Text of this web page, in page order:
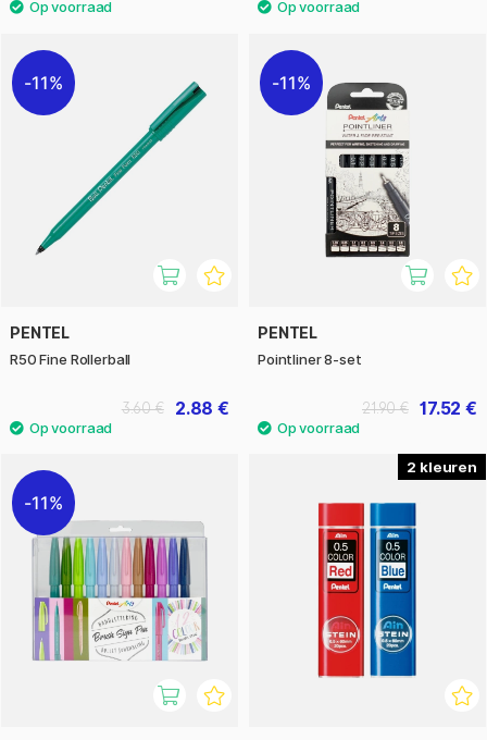
11%
PENTEL
R50 Fine Rollerball
2.88 €
3.60 €
11%
PENTEL
Pointliner 8-set
17.52 €
21.90 €
11%
2